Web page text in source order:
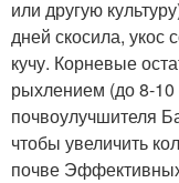
или другую
дней скосила, укос
кучу. Корневые
рыхлением (до 8-
почвоулучшителя
чтобы увеличить
почве